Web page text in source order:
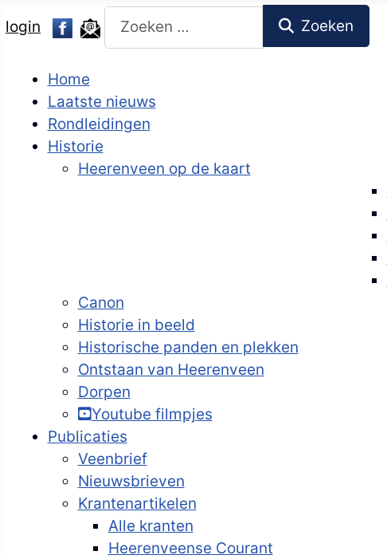
login
Zoeken
Zoeken
Home
Laatste nieuws
Rondleidingen
Historie
Heerenveen op de kaart
Canon
Historie in beeld
Historische panden en plekken
Ontstaan van Heerenveen
Dorpen
Youtube filmpjes
Publicaties
Veenbrief
Nieuwsbrieven
Krantenartikelen
Alle kranten
Heerenveense Courant